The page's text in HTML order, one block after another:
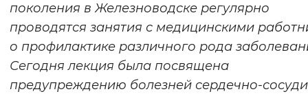
Вернуть стандартные настройки
поколения в Железноводске регулярно
проводятся занятия с медицинскими
о профилактике различного рода
Сегодня лекция была посвящена
предупреждению болезней сердечно-